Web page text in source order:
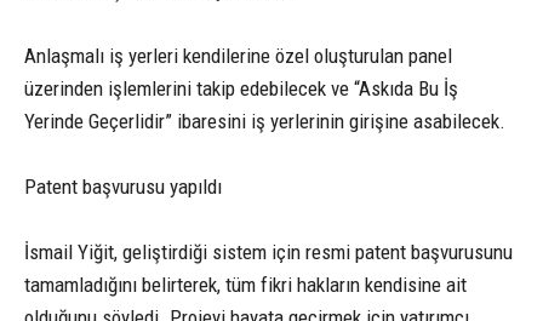
Anlaşmalı iş yerleri kendilerine özel oluşturulan panel
üzerinden işlemlerini takip edebilecek ve “Askıda Bu İş
Yerinde Geçerlidir” ibaresini iş yerlerinin girişine asabilecek.
Patent başvurusu yapıldı
İsmail Yiğit, geliştirdiği sistem için resmi patent başvurusunu
tamamladığını belirterek, tüm fikri hakların kendisine ait